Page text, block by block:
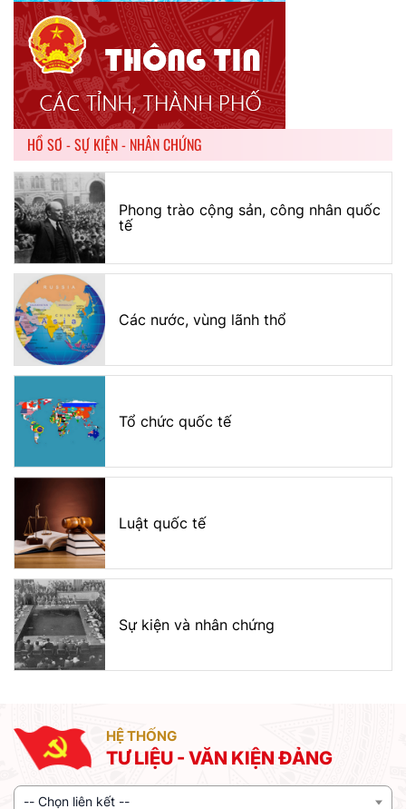
HỒ SƠ - SỰ KIỆN - NHÂN CHỨNG
Phong trào cộng sản, công nhân quốc
tế
Các nước, vùng lãnh thổ
Tổ chức quốc tế
Luật quốc tế
Sự kiện và nhân chứng
HỆ THỐNG
TƯ LIỆU - VĂN KIỆN ĐẢNG
-- Chọn liên kết --